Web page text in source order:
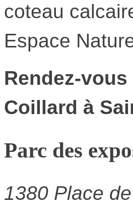
coteau
Espace
Rendez-
Coillard à
Parc des
1380 Place